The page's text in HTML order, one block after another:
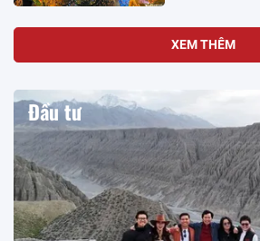
XEM THÊM
Đầu tư